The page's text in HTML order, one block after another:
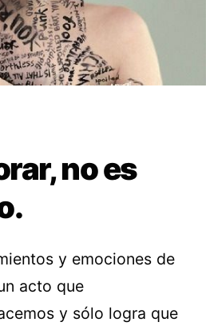
no es
y emociones de
acto que
y sólo logra que